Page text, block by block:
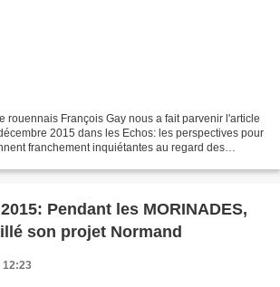
rouennais François Gay nous a fait parvenir l'article
2015 dans les Echos: les perspectives pour
franchement inquiétantes au regard des
Pendant les MORINADES,
son projet Normand
12:23